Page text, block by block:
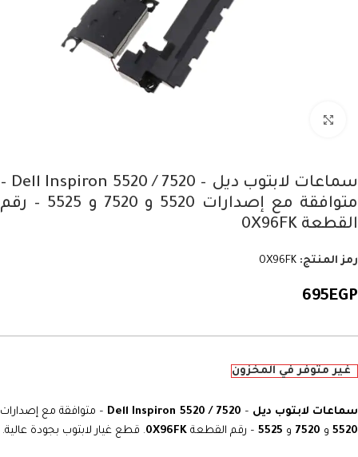
سماعات لابتوب ديل – Dell Inspiron 5520 / 7520 –
متوافقة مع إصدارات 5520 و 7520 و 5525 – رقم
القطعة 0X96FK
رمز المنتج: 0X96FK
695EGP
غير متوفر في المخزون
سماعات لابتوب ديل –
Dell Inspiron 5520 / 7520 – متوافقة مع إصدارات
5520 و 7520 و 5525 – رقم القطعة 0X96FK. قطع غيار لابتوب بجودة عالية.